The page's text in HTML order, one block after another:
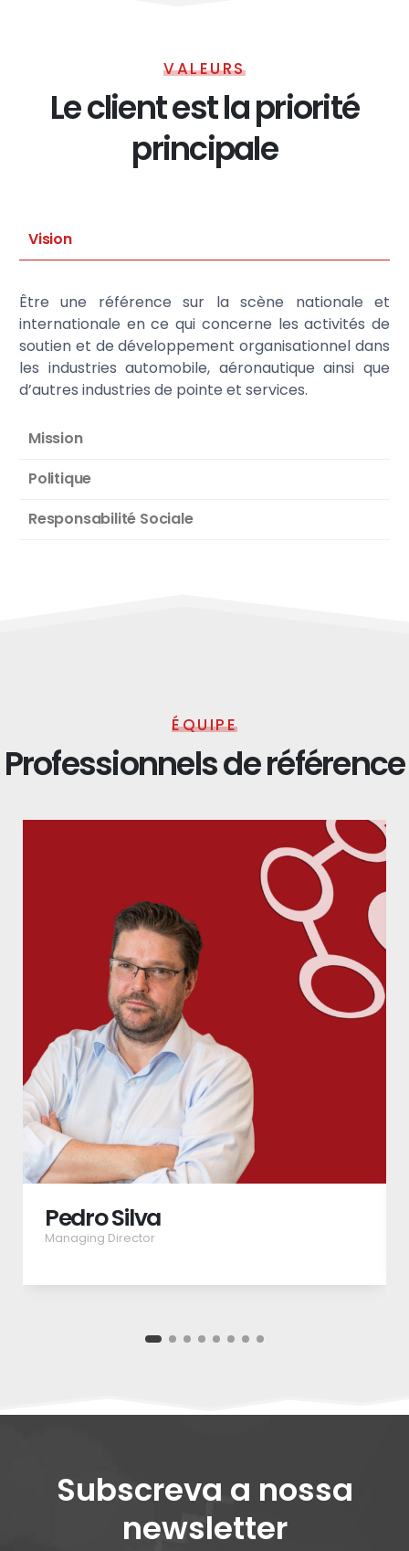
VALEURS
Le client est la priorité
principale
Vision
Être une référence sur la scène nationale et
internationale en ce qui concerne les activités de
soutien et de développement organisationnel dans
les industries automobile, aéronautique ainsi que
d’autres industries de pointe et services.
Mission
Politique
Responsabilité Sociale
ÉQUIPE
Professionnels de référence
Pedro Silva
Managing Director
Subscreva a nossa
newsletter